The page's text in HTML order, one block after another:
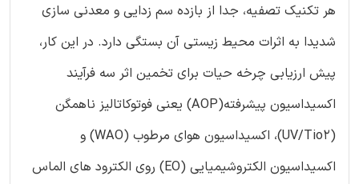
هر تكنيك تصفيه، جدا از بازده سم زدايى و معدنى سازى
شديدا به اثرات محيط زيستى آن بستگى دارد. در اين كار،
پيش ارزيابى چرخه حيات براى تخمين اثر سه فرآيند
اكسيداسيون پيشرفته(AOP) يعنى فوتوكاتاليز ناهمگن
(UV/Tio2)، اكسيداسيون هواى مرطوب (WAO) و
اكسيداسيون الكتروشيميايى (EO) روى الكترود هاى الماس